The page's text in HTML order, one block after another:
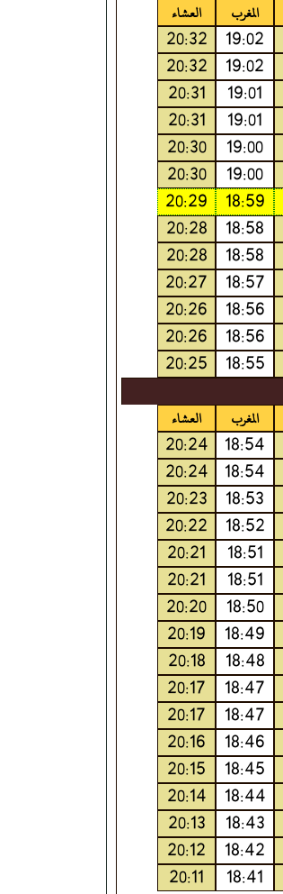
المغرب
العشاء
19:02
20:32
19:02
20:32
19:01
20:31
19:01
20:31
19:00
20:30
19:00
20:30
18:59
20:29
18:58
20:28
18:58
20:28
18:57
20:27
18:56
20:26
18:56
20:26
18:55
20:25
المغرب
العشاء
18:54
20:24
18:54
20:24
18:53
20:23
18:52
20:22
18:51
20:21
18:51
20:21
18:50
20:20
18:49
20:19
18:48
20:18
18:47
20:17
18:47
20:17
18:46
20:16
18:45
20:15
18:44
20:14
18:43
20:13
18:42
20:12
18:41
20:11